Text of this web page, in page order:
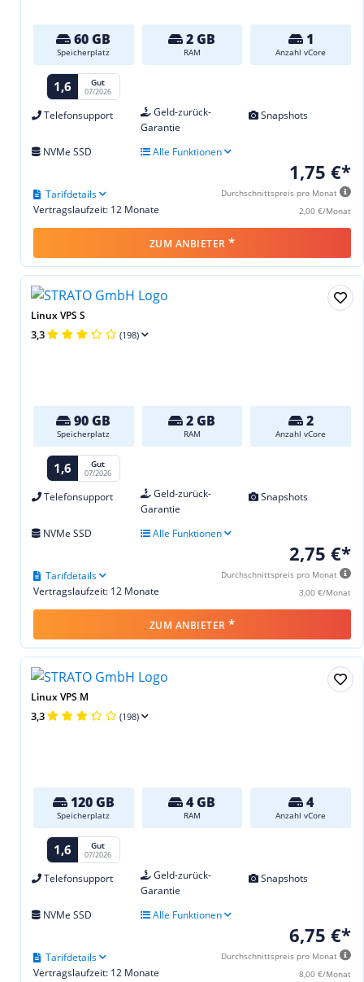
60 GB
Speicherplatz
2 GB
RAM
1
Anzahl vCore
1,6 Gut
07/2026
Telefonsupport
Geld-zurück-
Garantie
Snapshots
NVMe SSD Alle Funktionen
1,75 €*
Durchschnittspreis pro Monat
2,00 €/Monat
Vertragslaufzeit: 12 Monate
Tarifdetails
ZUM ANBIETER *
Linux VPS S
3,3 (198)
90 GB
Speicherplatz
2 GB
RAM
2
Anzahl vCore
1,6 Gut
07/2026
Telefonsupport
Geld-zurück-
Garantie
Snapshots
NVMe SSD Alle Funktionen
2,75 €*
Durchschnittspreis pro Monat
3,00 €/Monat
Vertragslaufzeit: 12 Monate
Tarifdetails
ZUM ANBIETER *
Linux VPS M
3,3 (198)
120 GB
Speicherplatz
4 GB
RAM
4
Anzahl vCore
1,6 Gut
07/2026
Telefonsupport
Geld-zurück-
Garantie
Snapshots
NVMe SSD Alle Funktionen
6,75 €*
Durchschnittspreis pro Monat
8,00 €/Monat
Vertragslaufzeit: 12 Monate
Tarifdetails